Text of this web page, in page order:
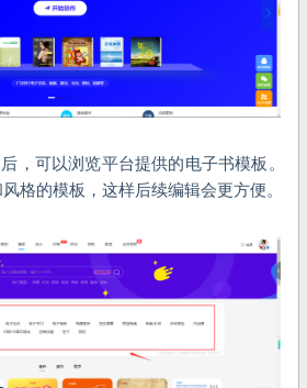
，可以浏览平台提供的电子书模板。
格的模板，这样后续编辑会更方便。